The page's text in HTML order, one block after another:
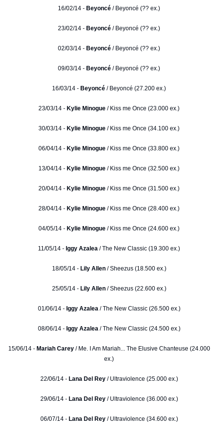
16/02/14 - Beyoncé / Beyoncé (?? ex.)
23/02/14 - Beyoncé / Beyoncé (?? ex.)
02/03/14 - Beyoncé / Beyoncé (?? ex.)
09/03/14 - Beyoncé / Beyoncé (?? ex.)
16/03/14 - Beyoncé / Beyoncé (27.200 ex.)
23/03/14 - Kylie Minogue / Kiss me Once (23.000 ex.)
30/03/14 - Kylie Minogue / Kiss me Once (34.100 ex.)
06/04/14 - Kylie Minogue / Kiss me Once (33.800 ex.)
13/04/14 - Kylie Minogue / Kiss me Once (32.500 ex.)
20/04/14 - Kylie Minogue / Kiss me Once (31.500 ex.)
28/04/14 - Kylie Minogue / Kiss me Once (28.400 ex.)
04/05/14 - Kylie Minogue / Kiss me Once (24.600 ex.)
11/05/14 - Iggy Azalea / The New Classic (19.300 ex.)
18/05/14 - Lily Allen/ Sheezus (18.500 ex.)
25/05/14 - Lily Allen/ Sheezus (22.600 ex.)
01/06/14 - Iggy Azalea/ The New Classic (26.500 ex.)
08/06/14 - Iggy Azalea/ The New Classic (24.500 ex.)
15/06/14 - Mariah Carey/ Me. I Am Mariah... The Elusive Chanteuse (24.000
ex.)
22/06/14 - Lana Del Rey/ Ultraviolence (25.000 ex.)
29/06/14 - Lana Del Rey / Ultraviolence (36.000 ex.)
06/07/14 - Lana Del Rey/ Ultraviolence (34.600 ex.)